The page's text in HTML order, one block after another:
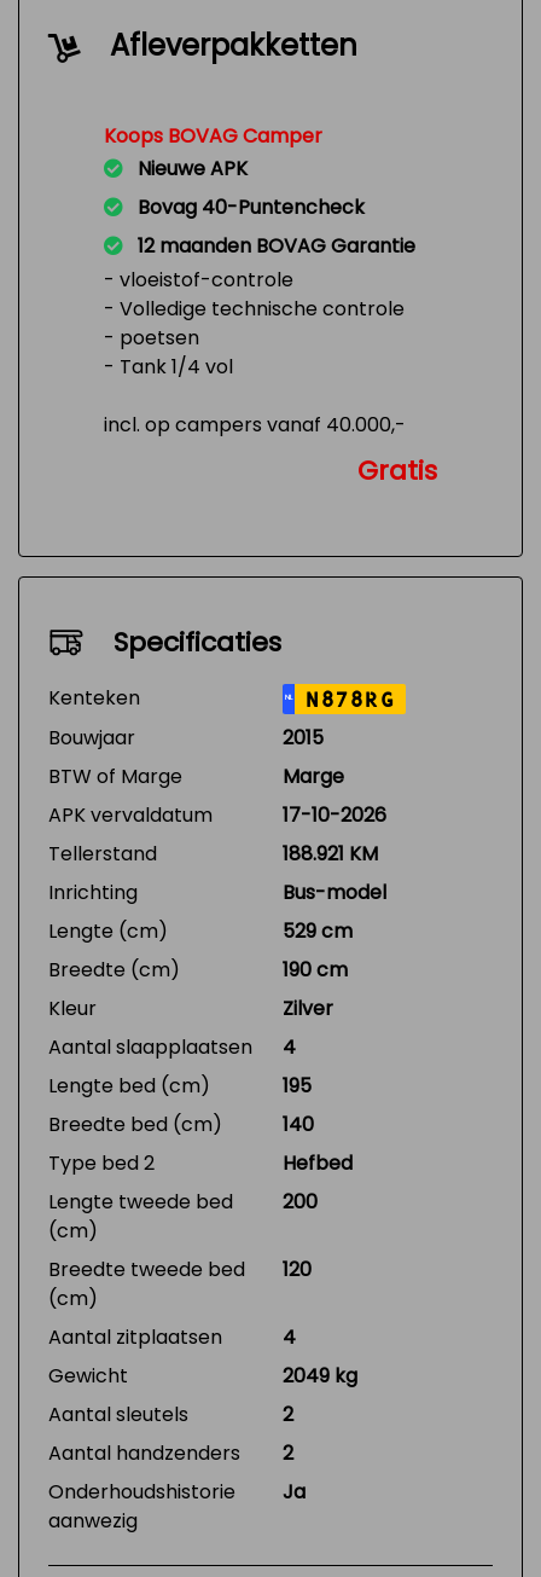
Afleverpakketten
Koops BOVAG Camper
Nieuwe APK
Bovag 40-Puntencheck
12 maanden BOVAG Garantie
- vloeistof-controle
- Volledige technische controle
- poetsen
- Tank 1/4 vol
incl. op campers vanaf 40.000,-
Gratis
Specificaties
Kenteken NL N878RG
Bouwjaar
2015
BTW of Marge
Marge
APK vervaldatum
17-10-2026
Tellerstand
188.921 KM
Inrichting
Bus-model
Lengte (cm)
529 cm
Breedte (cm)
190 cm
Kleur
Zilver
Aantal slaapplaatsen
4
Lengte bed (cm)
195
Breedte bed (cm)
140
Type bed 2
Hefbed
Lengte tweede bed
(cm)
200
Breedte tweede bed
(cm)
120
Aantal zitplaatsen
4
Gewicht
2049 kg
Aantal sleutels
2
Aantal handzenders
2
Onderhoudshistorie
aanwezig
Ja